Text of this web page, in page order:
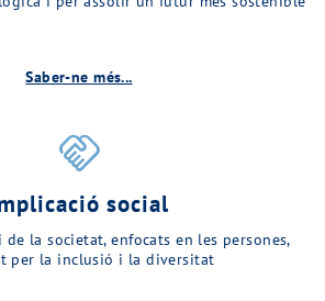
Saber-ne més...
handshake
social
la societat, enfocats en les persones,
per la inclusió i la diversitat